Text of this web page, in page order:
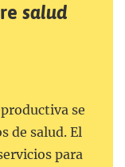
salud
se
de salud. El
para